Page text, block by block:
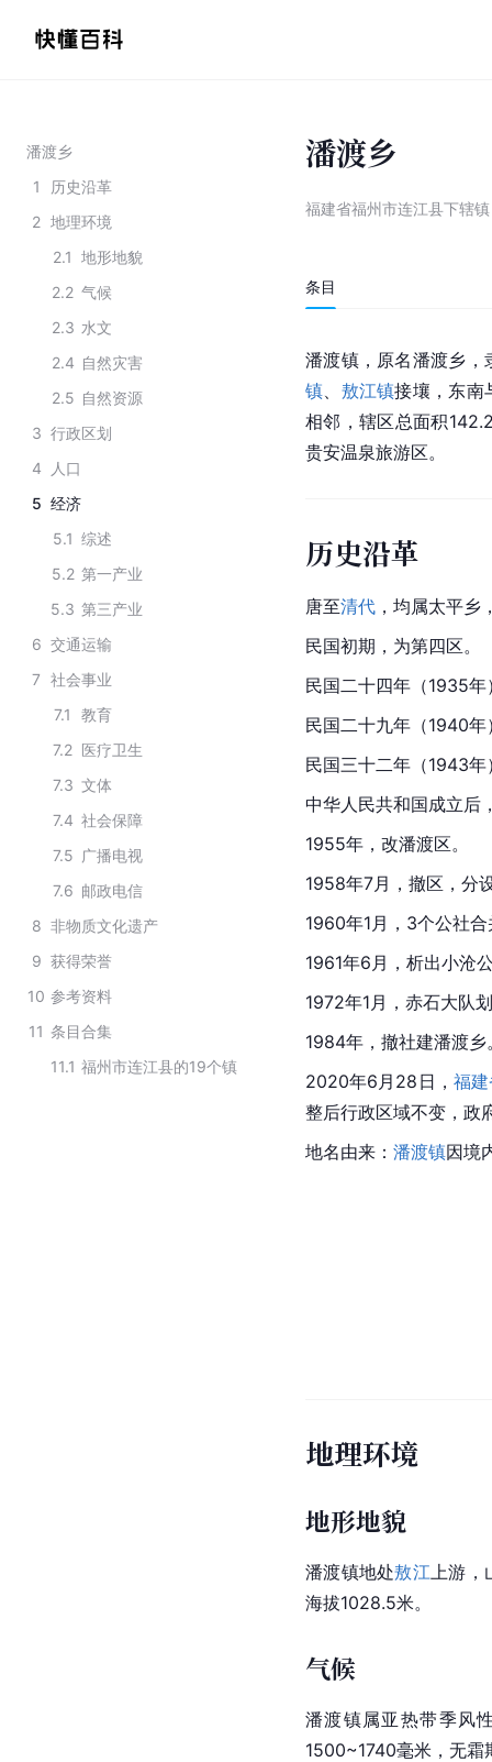
潘渡乡
1
历史沿革
2 地理环境
2.1 地形地貌
2.2 气候
2.3 水文
2.4 自然灾害
2.5 自然资源
3 行政区划
4
人口
5 经济
5.1 综述
5.2 第一产业
5.3 第三产业
6 交通运输
7 社会事业
7.1
教育
7.2 医疗卫生
7.3 文体
7.4 社会保障
7.5 广播电视
7.6 邮政电信
8 非物质文化遗产
9 获得荣誉
10 参考资料
11 条目合集
11.1 福州市连江县的19个镇
潘渡乡
福建省福州市连江县下辖镇
条目
潘渡镇，原名潘渡乡，
镇
敖江镇接壤，东南
相邻，辖区总面积
贵安温泉旅游区。
历史沿革
唐至清代 ，均属太平
民国初期，为第四区。
民国二十四年（1935
民国二十九年（1940
民国三十二年（1943
中华人民共和国成立后
1955年，改潘渡区。
1958年7月，撤区，分
1960年1月，3个公社
1961年6月，析出小沧
1972年1月，赤石大队
1984年，撤社建潘渡乡
2020年6月28日， 福
整后行政区域不变，政
地名由来： 潘渡镇因境
地理环境
地形地貌
潘渡镇地处敖江 上游
海拔1028.5米。
气候
潘渡镇属亚热带季风
1500~1740毫米，无霜